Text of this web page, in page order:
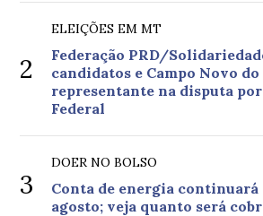
2
ELEIÇÕES EM MT
Federação PRD/
candidatos e Campo Novo
representante na disputa por
Federal
3
DOER NO BOLSO
Conta de energia continuará
agosto; veja quanto será